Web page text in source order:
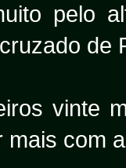
pelo
de
vinte
mais com